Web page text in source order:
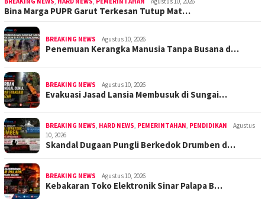
Bina Marga PUPR Garut Terkesan Tutup Mat…
BREAKING NEWS Agustus 10, 2026
Penemuan Kerangka Manusia Tanpa Busana d…
BREAKING NEWS Agustus 10, 2026
Evakuasi Jasad Lansia Membusuk di Sungai…
BREAKING NEWS HARD NEWS PEMERINTAHAN PENDIDIKAN
Agustus
10, 2026
Skandal Dugaan Pungli Berkedok Drumben d…
BREAKING NEWS Agustus 10, 2026
Kebakaran Toko Elektronik Sinar Palapa B…